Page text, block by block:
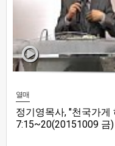
열매
정기영목사, "천국가게
7:15~20(20151009 금)